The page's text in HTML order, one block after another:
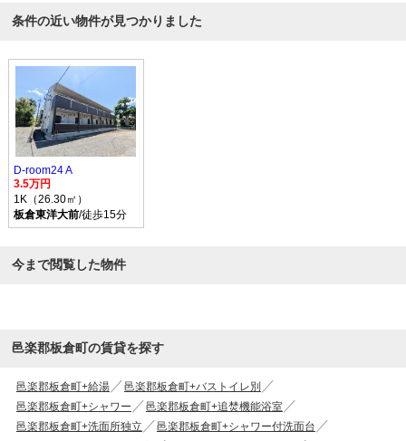
条件の近い物件が見つかりました
D-room24 A
3.5万円
1K（26.30㎡）
板倉東洋大前/徒歩15分
今まで閲覧した物件
邑楽郡板倉町の賃貸を探す
邑楽郡板倉町+給湯
邑楽郡板倉町+バストイレ別
邑楽郡板倉町+シャワー
邑楽郡板倉町+追焚機能浴室
邑楽郡板倉町+洗面所独立
邑楽郡板倉町+シャワー付洗面台